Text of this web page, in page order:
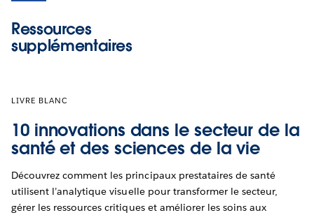
Ressources
supplémentaires
LIVRE BLANC
10 innovations dans le secteur de la
santé et des sciences de la vie
Découvrez comment les principaux prestataires de santé
utilisent l’analytique visuelle pour transformer le secteur,
gérer les ressources critiques et améliorer les soins aux